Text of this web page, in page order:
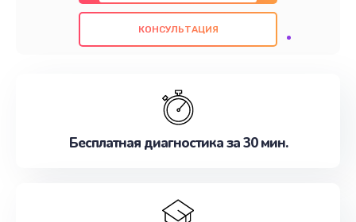
также гарантируем качество всех
проведенных работ. Наша цель - предоставить
наилучшим образом. Не медлите записаться на
КОНСУЛЬТАЦИЯ
Бесплатная диагностика за 30 мин.